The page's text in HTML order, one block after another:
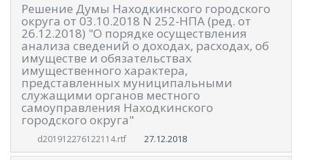
Решение Думы Находкинского городского
округа от 03.10.2018 N 252-НПА (ред. от
26.12.2018) "О порядке осуществления
анализа сведений о доходах, расходах, об
имуществе и обязательствах
имущественного характера,
представленных муниципальными
служащими органов местного
самоуправления Находкинского
городского округа"
d201912276122114.rtf 27.12.2018